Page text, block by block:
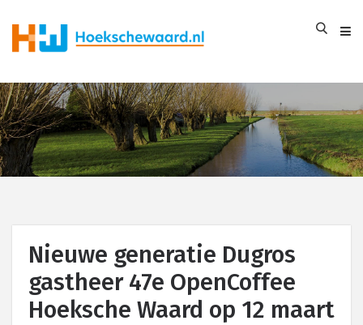
Nieuwe generatie Dugros
gastheer 47e OpenCoffee
Hoeksche Waard op 12 maart